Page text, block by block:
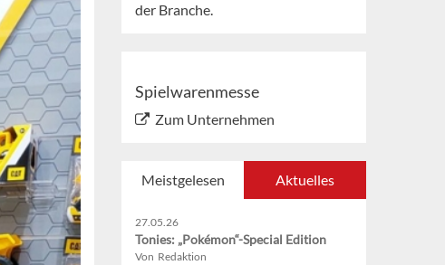
der Branche.
Spielwarenmesse
Zum Unternehmen
Meistgelesen Aktuelles
27.05.26
Tonies: „Pokémon“-Special Edition
Von Redaktion